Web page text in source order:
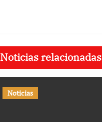
Noticias relacionadas
Noticias